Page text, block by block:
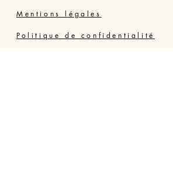
Mentions légales
Politique de confidentialité